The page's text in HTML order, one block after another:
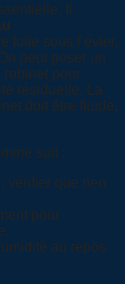
Il
fuite sous l’évier,
peut poser un
robinet pour
résiduelle. La
doit être fluide,
suit :
vérifier que rien
pour
au repos